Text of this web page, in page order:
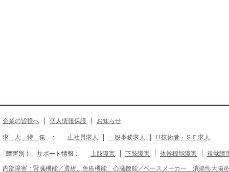
企業の皆様へ 個人情報保護 お知らせ
求 人 特 集 ： 正社員求人 一般事務求人 IT技術者・ＳＥ求人
「障害別！」サポート情報： 上肢障害 下肢障害 体幹機能障害 視覚障
内部障害：腎臓機能／透析、免疫機能、心臓機能／ペースメーカー、潰瘍性大腸